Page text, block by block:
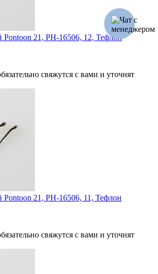
21, PH-16506, 12, Тефлон
свяжутся с вами и уточнят
21, PH-16506, 11, Тефлон
свяжутся с вами и уточнят